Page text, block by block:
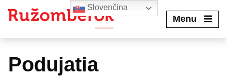
Menu
Podujatia
Slovenčina